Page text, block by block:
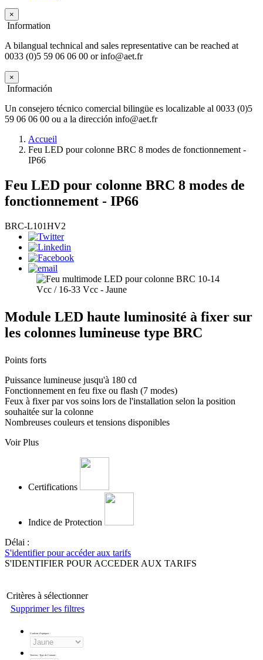
×
Information
A bilangual technical and sales representative can be reached at
0033 (0)5 59 06 06 00 or info@aet.fr
×
Información
Un consejero técnico comercial bilingüe es localizable al 0033 (0)5
59 06 06 00 ou a la dirección info@aet.fr
Accueil
Feu LED pour colonne BRC 8 modes de fonctionnement -
IP66
Feu LED pour colonne BRC 8 modes de
fonctionnement - IP66
BRC-L101HV2
Module LED haute luminosité à fixer sur
les colonnes lumineuse type BRC
Points forts
Puissance lumineuse jusqu'à 180 cd
Fonctionnement en feu fixe ou flash (7 modes)
Feux à fixer par vos soins lors de l'installation selon la position
souhaitée sur la colonne
Nombreuses couleurs et tensions disponibles
Voir Plus
Certifications
Indice de Protection
Délai :
S'identifier pour accéder aux tarifs
S'IDENTIFIER POUR ACCEDER AUX TARIFS
Critères à sélectionner
Supprimer les filtres
Couleurs d'optiques :
Tension - Type de Courant :